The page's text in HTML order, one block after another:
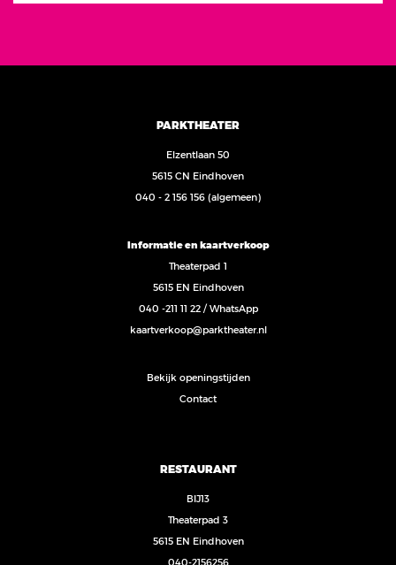
PARKTHEATER
Elzentlaan 50
5615 CN Eindhoven
040 - 2 156 156 (algemeen)
Informatie en kaartverkoop
Theaterpad 1
5615 EN Eindhoven
040 -211 11 22/WhatsApp
kaartverkoop@parktheater.nl
Bekijk openingstijden
Contact
RESTAURANT
BIJ13
Theaterpad 3
5615 EN Eindhoven
040-2156256